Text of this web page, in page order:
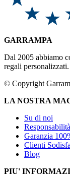
GARRAMPA
Dal 2005 abbiamo
regali personalizzati.
© Copyright
LA NOSTRA
Su di noi
Garanzia
Clienti
Blog
PIU'